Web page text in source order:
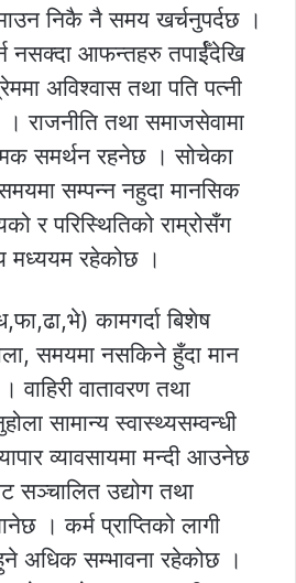
निकै नै समय खर्चनुपर्दछ ।
नसक्दा आफन्तहरु तपार्ईँदेखि
अविश्वास तथा पति पत्नी
राजनीति तथा समाजसेवामा
समर्थन रहनेछ । सोचेका
सम्पन्न नहुदा मानसिक
र परिस्थितिको राम्रोसँग
मध्ययम रहेकोछ ।
कामगर्दा बिशेष
समयमा नसकिने हुँदा मान
वातावरण तथा
सामान्य स्वास्थ्यसम्वन्धी
व्यावसायमा मन्दी आउनेछ
सञ्चालित उद्योग तथा
। कर्म प्राप्तिको लागी
अधिक सम्भावना रहेकोछ ।